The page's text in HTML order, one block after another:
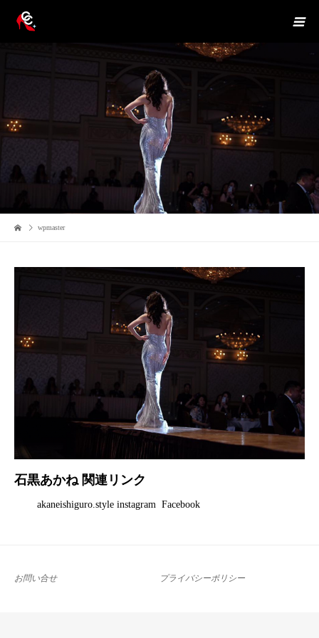
wpmaster
石黒あかね 関連リンク
akaneishiguro.style instagram Facebook
お問い合せ プライバシーポリシー